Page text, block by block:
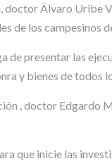
doctor Álvaro Uribe
de los campesinos
de presentar las
y bienes de todos
, doctor Edgardo
que inicie las